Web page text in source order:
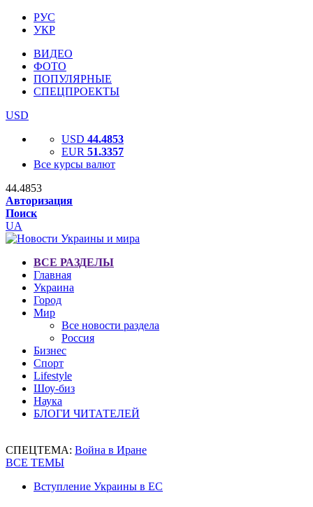
РУС
УКР
ВИДЕО
ФОТО
ПОПУЛЯРНЫЕ
СПЕЦПРОЕКТЫ
USD
USD 44.4853
EUR 51.3357
Все курсы валют
44.4853
Авторизация
Поиск
UA
ВСЕ РАЗДЕЛЫ
Главная
Украина
Город
Мир
Все новости раздела
Россия
Бизнес
Спорт
Lifestyle
Шоу-биз
Наука
БЛОГИ ЧИТАТЕЛЕЙ
СПЕЦТЕМА: Война в Иране
ВСЕ ТЕМЫ
Вступление Украины в ЕС